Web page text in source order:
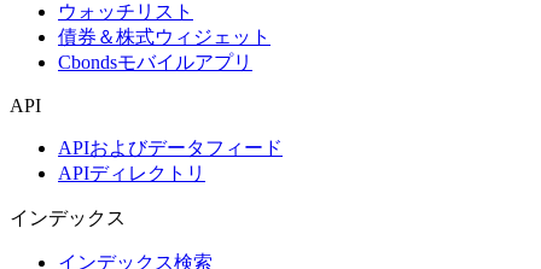
ウォッチリスト
債券＆株式ウィジェット
Cbondsモバイルアプリ
API
APIおよびデータフィード
APIディレクトリ
インデックス
インデックス検索